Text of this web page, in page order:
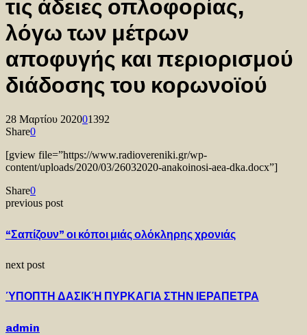
τις άδειες οπλοφορίας,
λόγω των μέτρων
αποφυγής και περιορισμού
διάδοσης του κορωνοϊού
28 Μαρτίου 202001392
Share0
[gview file=”https://www.radiovereniki.gr/wp-
content/uploads/2020/03/26032020-anakoinosi-aea-dka.docx”]
Share0
previous post
“Σαπίζουν” οι κόποι μιάς ολόκληρης χρονιάς
next post
ΎΠΟΠΤΗ ΔΑΣΙΚΉ ΠΥΡΚΑΓΙΑ ΣΤΗΝ ΙΕΡΑΠΕΤΡΑ
admin